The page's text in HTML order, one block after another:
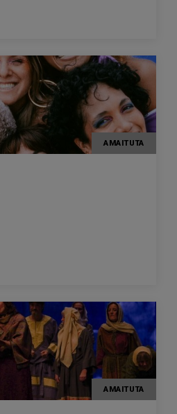
AMAITUTA
AMAITUTA